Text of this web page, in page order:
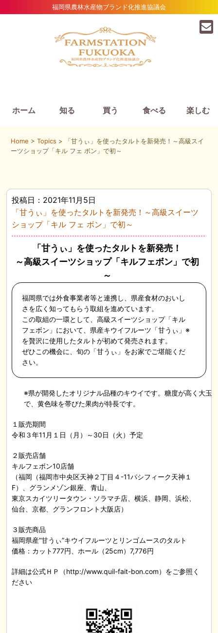
福岡県農林水産物ブランド化推進協議会
ホーム 知る 買う 食べる 楽しむ
Home >Topics > 「甘うぃ」を使ったタルトを新発売！～高級スイ
ーツショップ「キル フェ ボン」で初～
投稿日：2021年11月5日
「甘うぃ」を使ったタルトを新発売！～高級スイーツ
ショップ「キル フェ ボン」で初～
「甘うぃ」を使ったタルトを新発売！
～高級スイーツショップ「キルフェボン」で初
～
福岡県では外食事業者等と連携し、県産食材のおいし
さを広く知ってもらう取組を進めています。
この取組の一環として、高級スイーツショップ「キル
フェボン」において、県産キウイフルーツ「甘うぃ」※
を贅沢に使用したタルトが初めて発売されます。
ぜひこの機会に、旬の「甘うぃ」をお家でご堪能くだ
さい。
※県が開発したオリジナル品種のキウイです。糖度が高く大玉
で、黄色味を帯びた果肉が特長です。
１販売期間
令和３年11月１日（月）～30日（火）予定
２販売店舗
キルフェボン10店舗
（福岡（福岡市中央区天神２丁目４-11パシフィーク天神１
F）、グランメゾン銀座、青山、
東京スカイツリータウン・ソラマチ店、横浜、静岡、浜松、
仙台、京都、グランフロント大阪店）
３販売商品
福岡県産“甘うぃ”キウイフルーツとリンゴムースのタルト
価格：カット777円、ホール（25cm）7,776円
詳細は公式ＨＰ（http://www.quil-fait-bon.com）をご参照く
ださい